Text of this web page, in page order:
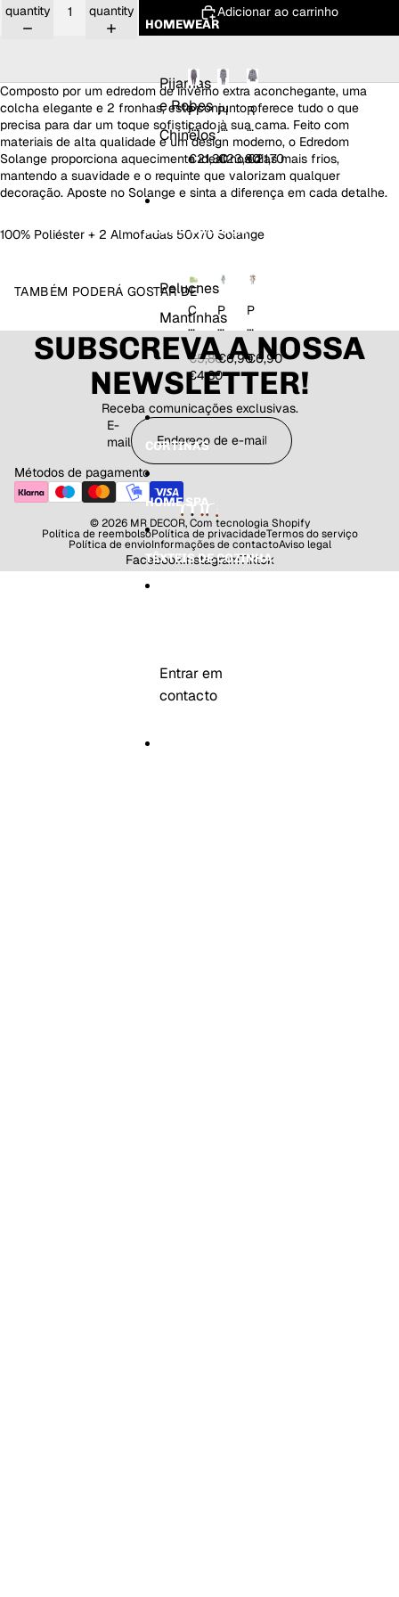
p
a
a
n
dr
a
E
st
õ
e
s
p
ol
o
HOMEWEAR
Pijamas
e Robes
Chinelos
Pi
ja
m
a
M
a
c
H
o
m
e
m
€21,30
Pi
ja
m
a
M
a
c
o
c
o
m
C
a
p
u
z
V
c
a
€23,80
R
o
b
e
c
o
e
h
o
V
a
c
a
€21,70
BEBÉ & CRIANÇA
Peluches
Mantinhas
C
o
nj
u
nt
o
C
ri
a
n
2
P
C
S
€5,80
€4,80
P
el
c
h
e
K
a
d
C
in
z
e
€6,90
P
el
c
h
e
K
a
d
h
o
S
al
€6,90
CORTINAS
HOME SPA
TÊXTEIS DE COZINHA
Entrar em
contacto
quantity
quantity
Adicionar ao carrinho
Composto por um edredom de inverno extra aconchegante, uma
colcha elegante e 2 fronhas, este conjunto oferece tudo o que
precisa para dar um toque sofisticado à sua cama. Feito com
materiais de alta qualidade e um design moderno, o Edredom
Solange proporciona aquecimento ideal nos dias mais frios,
mantendo a suavidade e o requinte que valorizam qualquer
decoração. Aposte no Solange e sinta a diferença em cada detalhe.
100% Poliéster + 2 Almofadas 50x70 Solange
TAMBÉM PODERÁ GOSTAR DE
SUBSCREVA A NOSSA
NEWSLETTER!
Receba comunicações exclusivas.
E-
mail
Métodos de pagamento
© 2026 MR DECOR,Com tecnologia Shopify
Política de reembolsoPolítica de privacidadeTermos do serviço
Política de envioInformações de contactoAviso legal
FacebookInstagramTiktok